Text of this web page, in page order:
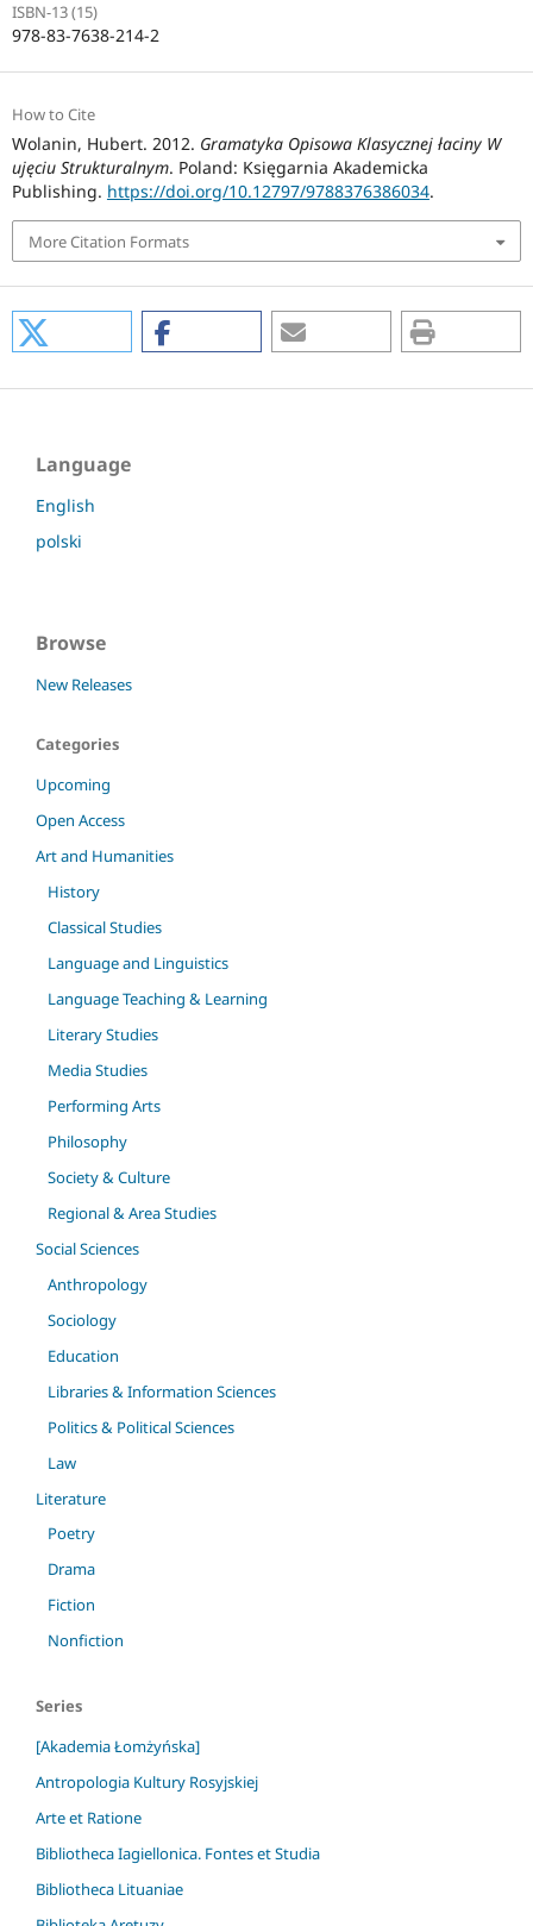
ISBN-13 (15)
978-83-7638-214-2
How to Cite
Wolanin, Hubert. 2012. Gramatyka Opisowa Klasycznej łaciny W
ujęciu Strukturalnym. Poland: Księgarnia Akademicka
Publishing. https://doi.org/10.12797/9788376386034.
More Citation Formats
Language
English
polski
Browse
New Releases
Categories
Upcoming
Open Access
Art and Humanities
History
Classical Studies
Language and Linguistics
Language Teaching & Learning
Literary Studies
Media Studies
Performing Arts
Philosophy
Society & Culture
Regional & Area Studies
Social Sciences
Anthropology
Sociology
Education
Libraries & Information Sciences
Politics & Political Sciences
Law
Literature
Poetry
Drama
Fiction
Nonfiction
Series
[Akademia Łomżyńska]
Antropologia Kultury Rosyjskiej
Arte et Ratione
Bibliotheca Iagiellonica. Fontes et Studia
Bibliotheca Lituaniae